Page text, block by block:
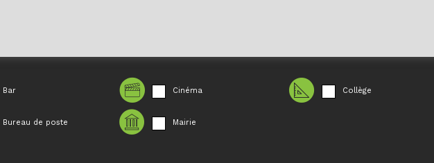
Bar Cinéma Collège
Bureau de poste Mairie